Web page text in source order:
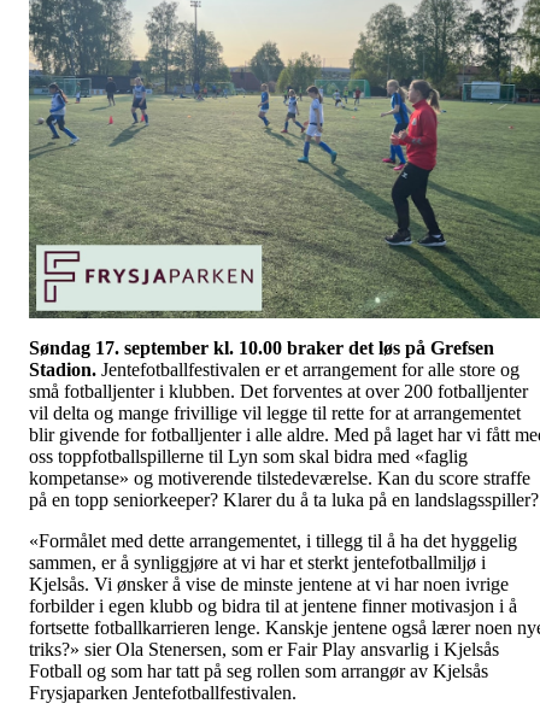
Søndag 17. september kl. 10.00 braker det løs på Grefsen
Stadion. Jentefotballfestivalen er et arrangement for alle store og
små fotballjenter i klubben. Det forventes at over 200 fotballjenter
vil delta og mange frivillige vil legge til rette for at arrangementet
blir givende for fotballjenter i alle aldre. Med på laget har vi fått
oss toppfotballspillerne til Lyn som skal bidra med «faglig
kompetanse» og motiverende tilstedeværelse. Kan du score straffe
på en topp seniorkeeper? Klarer du å ta luka på en landslagsspiller?
«Formålet med dette arrangementet, i tillegg til å ha det hyggelig
sammen, er å synliggjøre at vi har et sterkt jentefotballmiljø i
Kjelsås. Vi ønsker å vise de minste jentene at vi har noen ivrige
forbilder i egen klubb og bidra til at jentene finner motivasjon i å
fortsette fotballkarrieren lenge. Kanskje jentene også lærer noen
triks?» sier Ola Stenersen, som er Fair Play ansvarlig i Kjelsås
Fotball og som har tatt på seg rollen som arrangør av Kjelsås
Frysjaparken Jentefotballfestivalen.